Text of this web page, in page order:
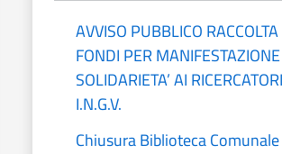
AVVISO PUBBLICO RACCOLTA
FONDI PER
SOLIDARIETA’ AI RICERCATORI
I.N.G.V.
Chiusura Biblioteca Comunale